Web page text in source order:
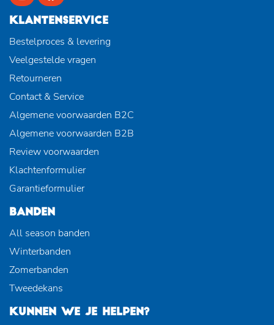
KLANTENSERVICE
Bestelproces & levering
Veelgestelde vragen
Retourneren
Contact & Service
Algemene voorwaarden B2C
Algemene voorwaarden B2B
Review voorwaarden
Klachtenformulier
Garantieformulier
BANDEN
All season banden
Winterbanden
Zomerbanden
Tweedekans
KUNNEN WE JE HELPEN?